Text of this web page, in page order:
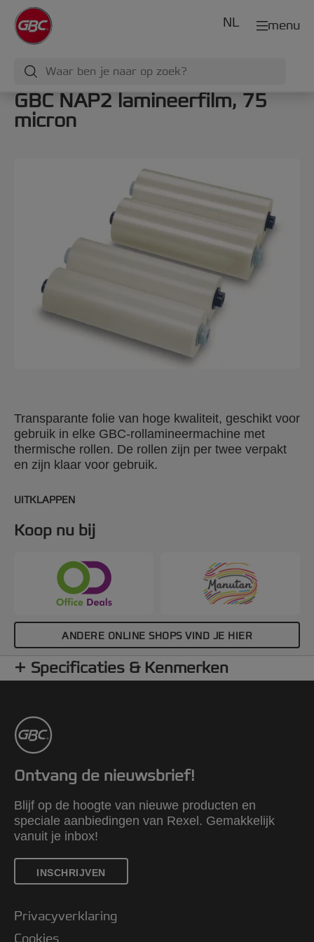
menu
NL
GBC NAP2 lamineerfilm, 75
micron
Transparante folie van hoge kwaliteit, geschikt voor
gebruik in elke GBC-rollamineermachine met
thermische rollen. De rollen zijn per twee verpakt
en zijn klaar voor gebruik.
UITKLAPPEN
Koop nu bij
ANDERE ONLINE SHOPS VIND JE HIER
Specificaties & Kenmerken
Ontvang de nieuwsbrief!
Blijf op de hoogte van nieuwe producten en
speciale aanbiedingen van Rexel. Gemakkelijk
vanuit je inbox!
INSCHRIJVEN
Privacyverklaring